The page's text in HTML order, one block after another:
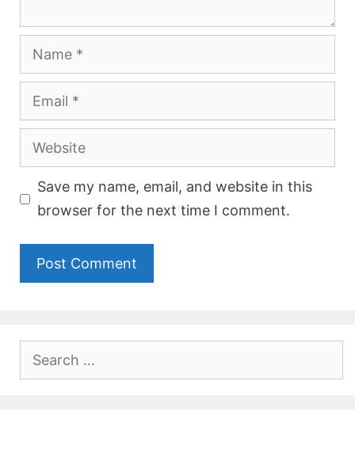
Name
Email
Website
Save my name, email, and website in this
browser for the next time I comment.
Search
for: